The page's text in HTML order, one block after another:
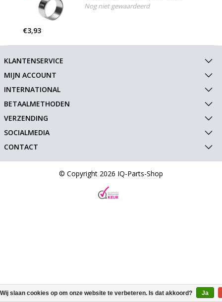
Verzinkt
Nog niet gewaardeerd
€3,93
KLANTENSERVICE
MIJN ACCOUNT
INTERNATIONAL
BETAALMETHODEN
VERZENDING
SOCIALMEDIA
CONTACT
© Copyright 2026 IQ-Parts-Shop
Wij slaan cookies op om onze website te verbeteren. Is dat akkoord? Ja